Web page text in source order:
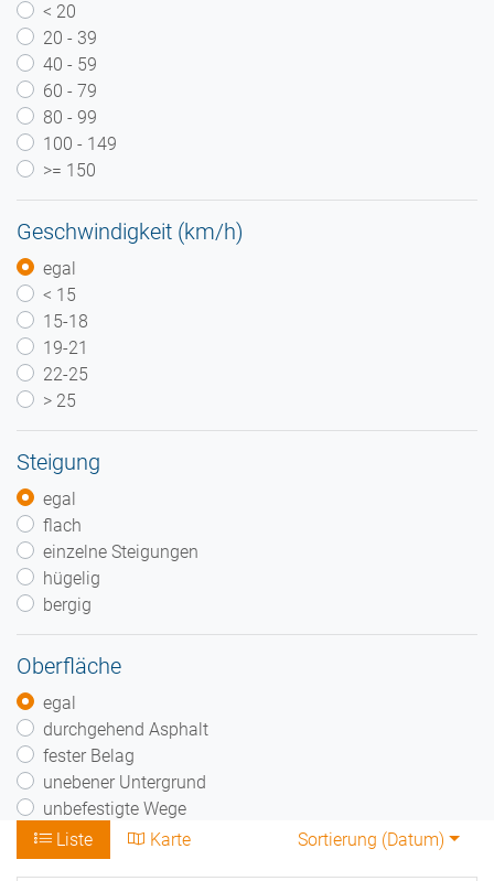
< 20
20 - 39
40 - 59
60 - 79
80 - 99
100 - 149
>= 150
Geschwindigkeit (km/h)
egal
< 15
15-18
19-21
22-25
> 25
Steigung
egal
flach
einzelne Steigungen
hügelig
bergig
Oberfläche
egal
durchgehend Asphalt
fester Belag
unebener Untergrund
unbefestigte Wege
Liste
Karte Sortierung (Datum)